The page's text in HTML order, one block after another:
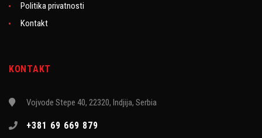
Politika privatnosti
Kontakt
KONTAKT
Vojvode Stepe 40, 22320, Indjija, Serbia
+381 69 669 879